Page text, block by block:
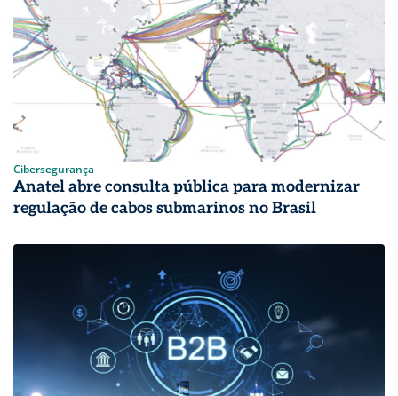
Cibersegurança
Anatel abre consulta pública para modernizar
regulação de cabos submarinos no Brasil